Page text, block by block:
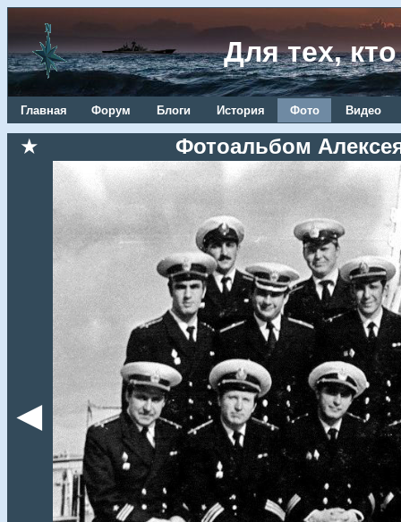
Для тех,
Главная Форум Блоги История Фото Видео
★ Фотоальбом
◄